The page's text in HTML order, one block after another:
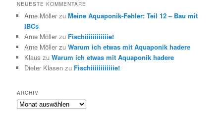
NEUESTE KOMMENTARE
Arne Möller zuMeine Aquaponik-Fehler: Teil 12 – Bau mit
IBCs
Arne Möller zu Fischiiiiiiiiiiiie!
Arne Möller zuWarum ich etwas mit Aquaponik hadere
Klaus zuWarum ich etwas mit Aquaponik hadere
Dieter Klasen zu Fischiiiiiiiiiiiie!
ARCHIV
Archiv